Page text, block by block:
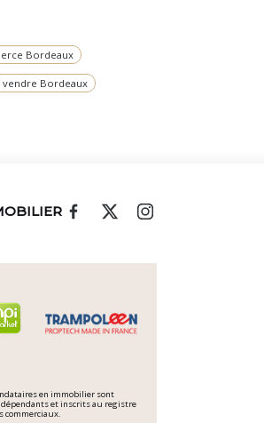
Bordeaux
vendre Bordeaux
en immobilier sont
et inscrits au registre
commerciaux.